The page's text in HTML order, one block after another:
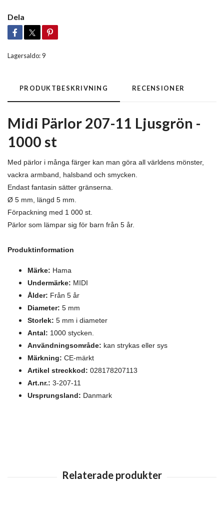
Dela
Lagersaldo:9
PRODUKTBESKRIVNING RECENSIONER
Midi Pärlor 207-11 Ljusgrön -
1000 st
Med pärlor i många färger kan man göra all världens mönster,
vackra armband, halsband och smycken.
Endast fantasin sätter gränserna.
Ø 5 mm, längd 5 mm.
Förpackning med 1 000 st.
Pärlor som lämpar sig för barn från 5 år.
Produktinformation
Märke: Hama
Undermärke: MIDI
Ålder: Från 5 år
Diameter: 5 mm
Storlek: 5 mm i diameter
Antal: 1000 stycken.
Användningsområde: kan strykas eller sys
Märkning: CE-märkt
Artikel streckkod: 028178207113
Art.nr.: 3-207-11
Ursprungsland: Danmark